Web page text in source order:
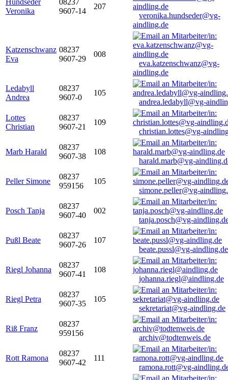
Hundseder
Veronika
08237
9607-14
207
veronika.hundseder@vg-
aindling.de
Katzenschwanz
Eva
08237
9607-29
008
eva.katzenschwanz@vg-
aindling.de
Ledabyll
Andrea
08237
9607-0
105
andrea.ledabyll@vg-
Lottes
Christian
08237
9607-21
109
christian.lottes@vg-
Marb Harald
08237
9607-38
108
harald.marb@vg-
Peller Simone
08237
959156
105
simone.peller@vg-
Posch Tanja
08237
9607-40
002
tanja.posch@vg-
Pußl Beate
08237
9607-26
107
beate.pussl@vg-aindling.de
Riegl Johanna
08237
9607-41
108
johanna.riegl@aindling.de
Riegl Petra
08237
9607-35
105
sekretariat@vg-aindling.de
Riß Franz
08237
959156
archiv@todtenweis.de
Rott Ramona
08237
9607-42
111
ramona.rott@vg-